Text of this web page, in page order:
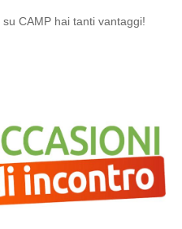
su CAMP hai tanti vantaggi!